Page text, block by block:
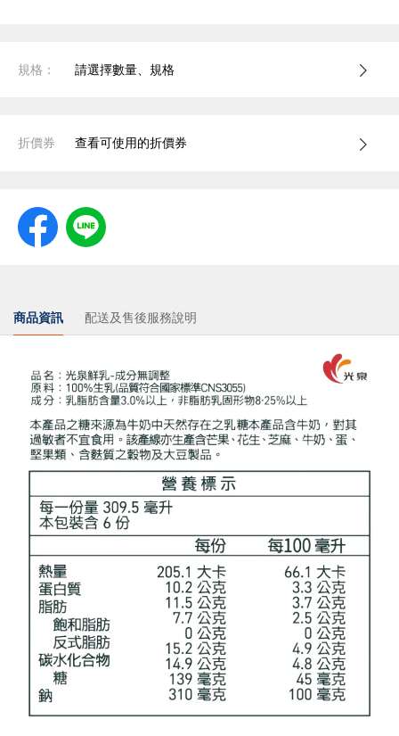
規格： 請選擇數量、規格
折價券 查看可使用的折價券
商品資訊 配送及售後服務說明